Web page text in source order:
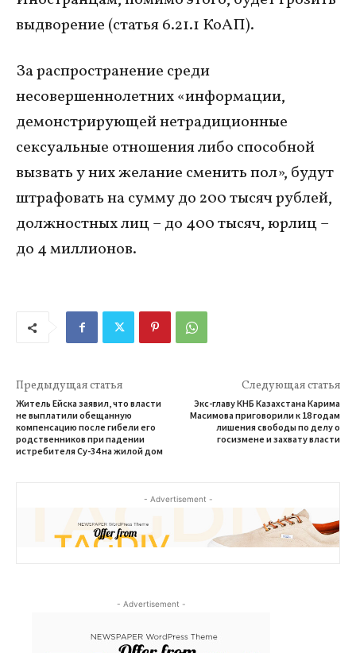
выдворение (статья 6.21.1 КоАП).
За распространение среди
несовершеннолетних «информации,
демонстрирующей нетрадиционные
сексуальные отношения либо способной
вызвать у них желание сменить пол», будут
штрафовать на сумму до 200 тысяч рублей,
должностных лиц – до 400 тысяч, юрлиц –
до 4 миллионов.
Предыдущая статья
Житель Ейска заявил, что власти
не выплатили обещанную
компенсацию после гибели его
родственников при падении
истребителя Су-34 на жилой дом
Следующая статья
Экс-главу КНБ Казахстана Карима
Масимова приговорили к 18 годам
лишения свободы по делу о
госизмене и захвату власти
- Advertisement -
- Advertisement -